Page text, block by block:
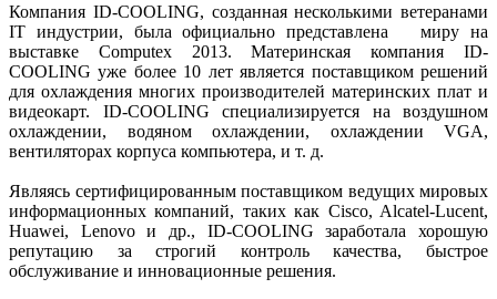
Компания ID-COOLING, созданная несколькими ветеранами
IT индустрии, была официально представлена миру на
выставке Computex 2013. Материнская компания ID-
COOLING уже более 10 лет является поставщиком решений
для охлаждения многих производителей материнских плат и
видеокарт. ID-COOLING специализируется на воздушном
охлаждении, водяном охлаждении, охлаждении VGA,
вентиляторах корпуса компьютера, и т. д.
Являясь сертифицированным поставщиком ведущих мировых
информационных компаний, таких как Cisco, Alcatel-Lucent,
Huawei, Lenovo и др., ID-COOLING заработала хорошую
репутацию за строгий контроль качества, быстрое
обслуживание и инновационные решения.